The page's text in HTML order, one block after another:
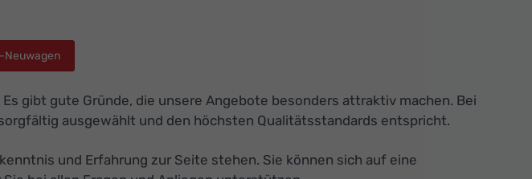
Neuwagen
gibt gute Gründe, die unsere Angebote besonders attraktiv machen. Bei
ausgewählt und den höchsten Qualitätsstandards entspricht.
und Erfahrung zur Seite stehen. Sie können sich auf eine